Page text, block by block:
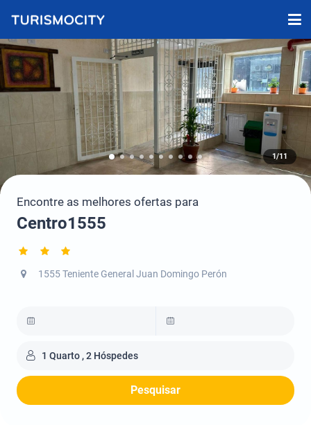
1/11
Encontre as melhores ofertas para
Centro1555
1555 Teniente General Juan Domingo Perón
1 Quarto , 2 Hóspedes
Pesquisar